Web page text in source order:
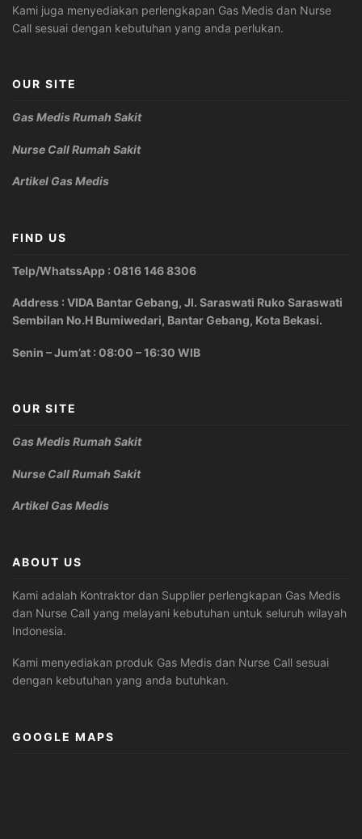
Kami juga menyediakan perlengkapan Gas Medis dan Nurse
Call sesuai dengan kebutuhan yang anda perlukan.
OUR SITE
Gas Medis Rumah Sakit
Nurse Call Rumah Sakit
Artikel Gas Medis
FIND US
Telp/WhatssApp : 0816 146 8306
Address : VIDA Bantar Gebang, Jl. Saraswati Ruko Saraswati
Sembilan No.H Bumiwedari, Bantar Gebang, Kota Bekasi.
Senin – Jum’at : 08:00 – 16:30 WIB
OUR SITE
Gas Medis Rumah Sakit
Nurse Call Rumah Sakit
Artikel Gas Medis
ABOUT US
Kami adalah Kontraktor dan Supplier perlengkapan Gas Medis
dan Nurse Call yang melayani kebutuhan untuk seluruh wilayah
Indonesia.
Kami menyediakan produk Gas Medis dan Nurse Call sesuai
dengan kebutuhan yang anda butuhkan.
GOOGLE MAPS